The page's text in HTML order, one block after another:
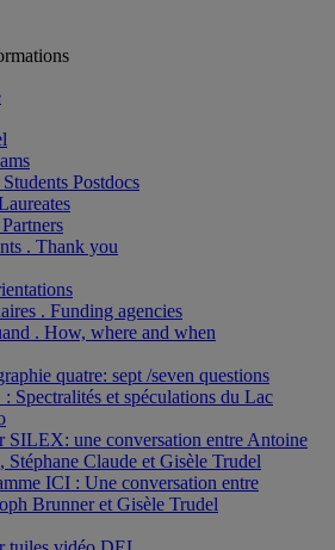
Postdocs
. Thank you
. Funding agencies
. How, where and when
quatre: sept /seven questions
: Spectralités et spéculations du Lac
SILEX: une conversation entre Antoine
Stéphane Claude et Gisèle Trudel
ICI : Une conversation entre
Brunner et Gisèle Trudel